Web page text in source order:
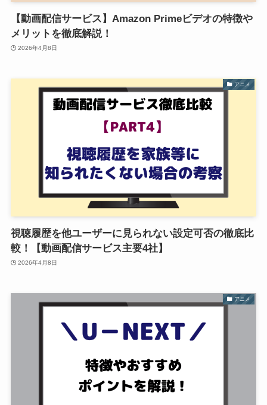
【動画配信サービス】Amazon Primeビデオの特徴や
メリットを徹底解説！
2026年4月8日
アニメ
視聴履歴を他ユーザーに見られない設定可否の徹底比
較！【動画配信サービス主要4社】
2026年4月8日
アニメ